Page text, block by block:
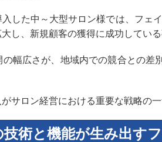
した中～大型サロン様では、フェ
し、新規顧客の獲得に成功してい
幅広さが、地域内での競合との
サロン経営における重要な戦略の
術と機能が生み出す